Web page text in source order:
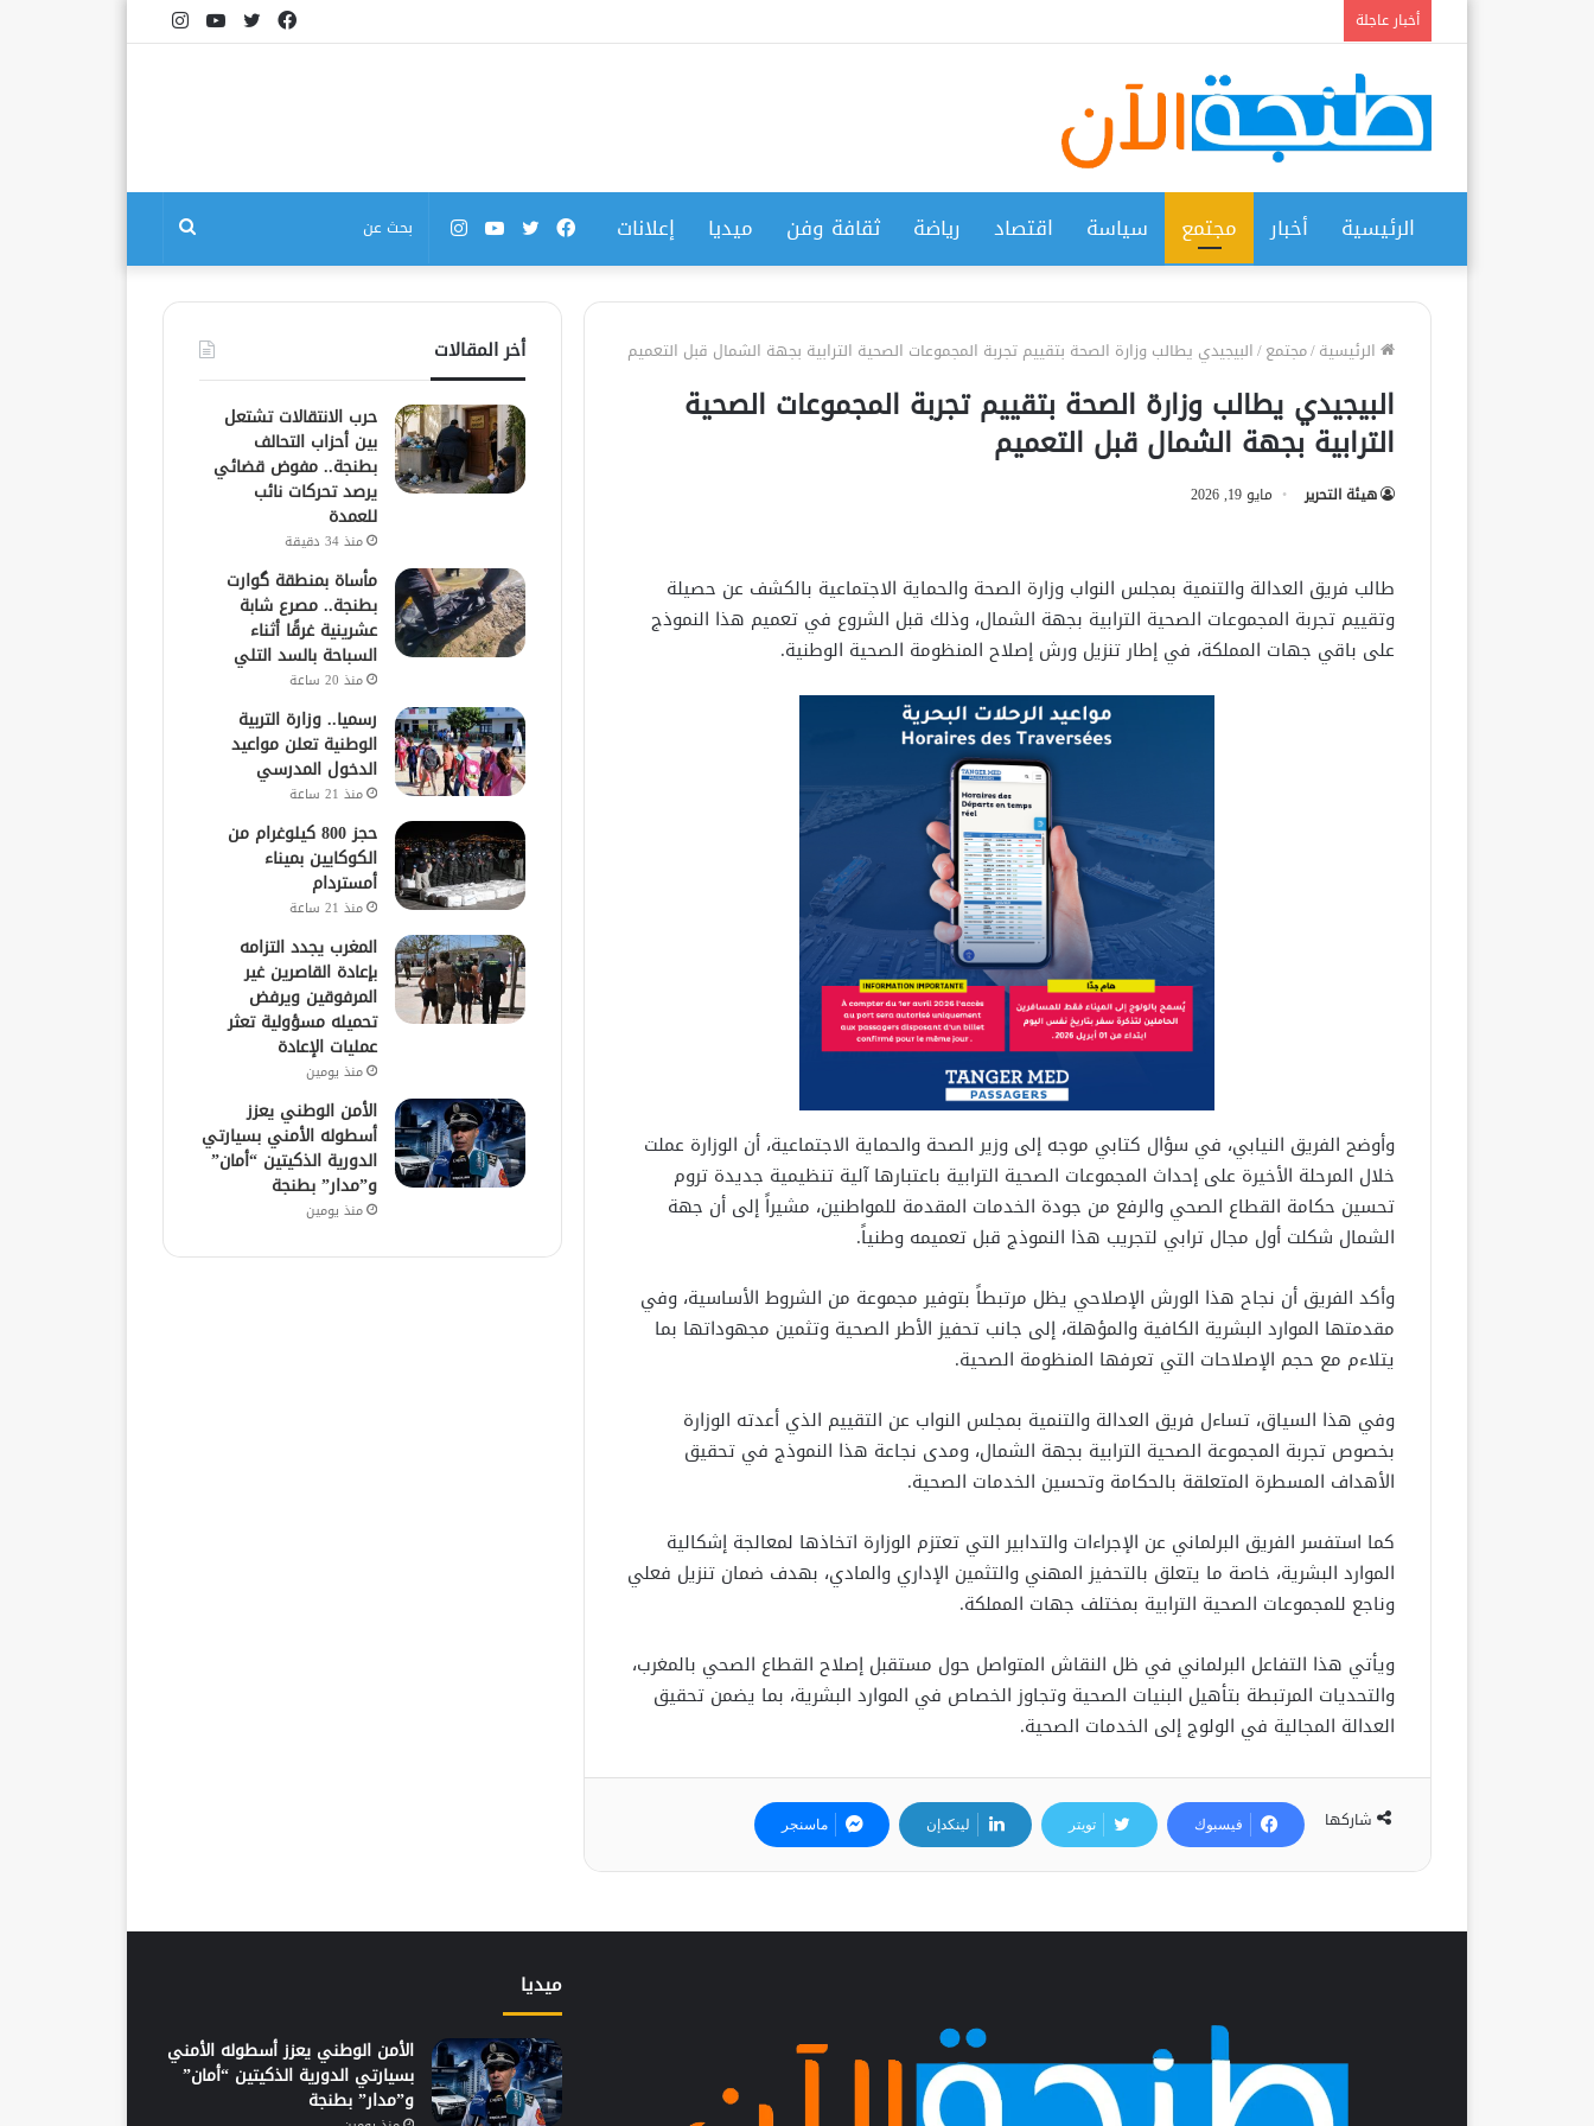
أخبار عاجلة انستقراميوتيوبتويتر
فيسبوك
الرئيسية أخبار مجتمع سياسة اقتصاد رياضة ثقافة وفن ميديا إعلانات بحث
عن
انستقراميوتيوبتويتر
فيسبوك
الرئيسية/مجتمع/البيجيدي يطالب وزارة الصحة بتقييم تجربة المجموعات الصحية الترابية بجهة الشمال قبل التعميم
البيجيدي يطالب وزارة الصحة بتقييم تجربة المجموعات الصحية
الترابية بجهة الشمال قبل التعميم
هيئة التحرير مايو 19, 2026
طالب فريق العدالة والتنمية بمجلس النواب وزارة الصحة والحماية الاجتماعية بالكشف عن حصيلة
وتقييم تجربة المجموعات الصحية الترابية بجهة الشمال، وذلك قبل الشروع في تعميم هذا النموذج
على باقي جهات المملكة، في إطار تنزيل ورش إصلاح المنظومة الصحية الوطنية.
وأوضح الفريق النيابي، في سؤال كتابي موجه إلى وزير الصحة والحماية الاجتماعية، أن الوزارة عملت
خلال المرحلة الأخيرة على إحداث المجموعات الصحية الترابية باعتبارها آلية تنظيمية جديدة تروم
تحسين حكامة القطاع الصحي والرفع من جودة الخدمات المقدمة للمواطنين، مشيراً إلى أن جهة
الشمال شكلت أول مجال ترابي لتجريب هذا النموذج قبل تعميمه وطنياً.
وأكد الفريق أن نجاح هذا الورش الإصلاحي يظل مرتبطاً بتوفير مجموعة من الشروط الأساسية، وفي
مقدمتها الموارد البشرية الكافية والمؤهلة، إلى جانب تحفيز الأطر الصحية وتثمين مجهوداتها بما
يتلاءم مع حجم الإصلاحات التي تعرفها المنظومة الصحية.
وفي هذا السياق، تساءل فريق العدالة والتنمية بمجلس النواب عن التقييم الذي أعدته الوزارة
بخصوص تجربة المجموعة الصحية الترابية بجهة الشمال، ومدى نجاعة هذا النموذج في تحقيق
الأهداف المسطرة المتعلقة بالحكامة وتحسين الخدمات الصحية.
كما استفسر الفريق البرلماني عن الإجراءات والتدابير التي تعتزم الوزارة اتخاذها لمعالجة إشكالية
الموارد البشرية، خاصة ما يتعلق بالتحفيز المهني والتثمين الإداري والمادي، بهدف ضمان تنزيل فعلي
وناجع للمجموعات الصحية الترابية بمختلف جهات المملكة.
ويأتي هذا التفاعل البرلماني في ظل النقاش المتواصل حول مستقبل إصلاح القطاع الصحي بالمغرب،
والتحديات المرتبطة بتأهيل البنيات الصحية وتجاوز الخصاص في الموارد البشرية، بما يضمن تحقيق
العدالة المجالية في الولوج إلى الخدمات الصحية.
شاركها فيسبوك تويتر لينكدإن ماسنجر
أخر المقالات
حرب الانتقالات تشتعل
بين أحزاب التحالف
بطنجة.. مفوض قضائي
يرصد تحركات نائب
للعمدة
منذ 34 دقيقة
مأساة بمنطقة گوارت
بطنجة.. مصرع شابة
عشرينية غرقًا أثناء
السباحة بالسد التلي
منذ 20 ساعة
رسميا.. وزارة التربية
الوطنية تعلن مواعيد
الدخول المدرسي
منذ 21 ساعة
حجز 800 كيلوغرام من
الكوكايين بميناء
أمستردام
منذ 21 ساعة
المغرب يجدد التزامه
بإعادة القاصرين غير
المرفوقين ويرفض
تحميله مسؤولية تعثر
عمليات الإعادة
منذ يومين
الأمن الوطني يعزز
أسطوله الأمني بسيارتي
الدورية الذكيتين “أمان”
و”مدار” بطنجة
منذ يومين
ميديا
الأمن الوطني يعزز أسطوله الأمني
بسيارتي الدورية الذكيتين “أمان”
و”مدار” بطنجة